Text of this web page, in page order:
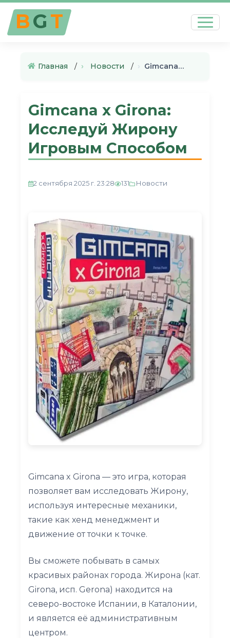
BGT
Главная › Новости › Gimcana x Girona: Исследуй Жи…
Gimcana x Girona:
Исследуй Жирону
Игровым Способом
2 сентября 2025 г. 23:28 131 Новости
Gimcana x Girona — это игра, которая
позволяет вам исследовать Жирону,
используя интересные механики,
такие как хенд менеджмент и
движение от точки к точке.
Вы сможете побывать в самых
красивых районах города. Жирона (кат.
Girona, исп. Gerona) находится на
северо-востоке Испании, в Каталонии,
и является её административным
центром.